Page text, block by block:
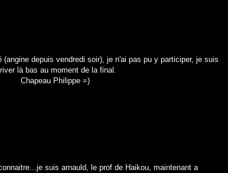
depuis vendredi soir), je n'ai pas pu y participer, je suis
là bas au moment de la final.
Chapeau Philippe =)
suis arnauld, le prof de Haikou, maintenant a